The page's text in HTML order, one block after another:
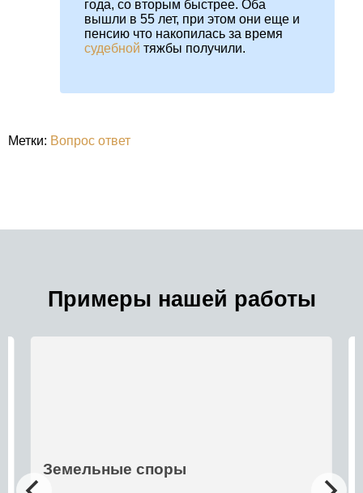
года, со вторым быстрее. Оба
вышли в 55 лет, при этом они еще и
пенсию что накопилась за время
судебной тяжбы получили.
Метки: Вопрос ответ
Примеры нашей работы
Земельные споры